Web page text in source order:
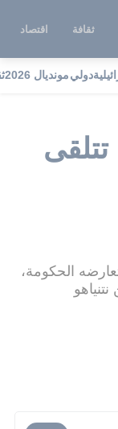
ثقافة اقتصاد
دوليمونديال 2026
تتلقى
الحكومة،